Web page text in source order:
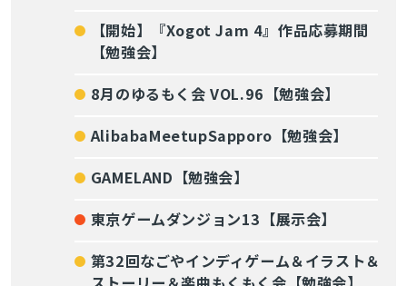
【開始】『Xogot Jam 4』作品応募期間
【勉強会】
8月のゆるもく会 VOL.96【勉強会】
AlibabaMeetupSapporo【勉強会】
GAMELAND【勉強会】
東京ゲームダンジョン13【展示会】
第32回なごやインディゲーム＆イラスト＆